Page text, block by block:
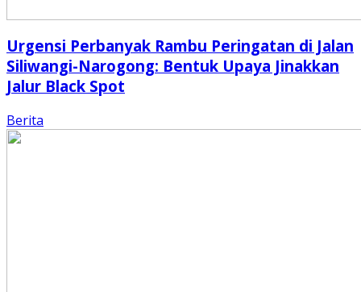
Urgensi Perbanyak Rambu Peringatan di Jalan
Siliwangi-Narogong: Bentuk Upaya Jinakkan
Jalur Black Spot
Berita